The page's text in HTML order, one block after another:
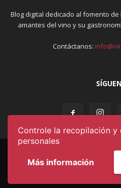
Controle la recopilación y
personales
Más información
Blog digital dedicado al fomento
amantes del vino y su
Contáctanos:
AVISO LEGAL &
CONDICIONES DE USO